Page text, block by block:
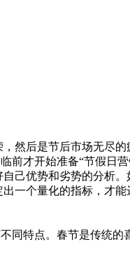
后是节后市场无尽的
前才开始准备“节假日
己优势和劣势的分析
一个量化的指标，才
特点。春节是传统的